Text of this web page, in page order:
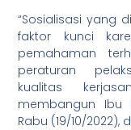
“Sosialisasi yang
faktor kunci
pemahaman
peraturan
kualitas
membangun Ibu
Rabu (19/10/2022),